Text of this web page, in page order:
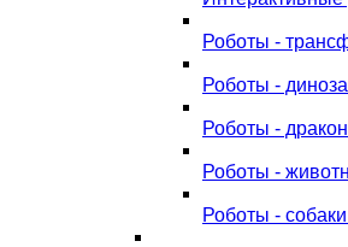
Роботы -
Роботы -
Роботы -
Роботы -
Роботы -